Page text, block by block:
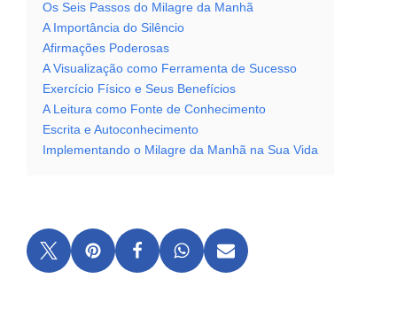
Os Seis Passos do Milagre da Manhã
A Importância do Silêncio
Afirmações Poderosas
A Visualização como Ferramenta de Sucesso
Exercício Físico e Seus Benefícios
A Leitura como Fonte de Conhecimento
Escrita e Autoconhecimento
Implementando o Milagre da Manhã na Sua Vida